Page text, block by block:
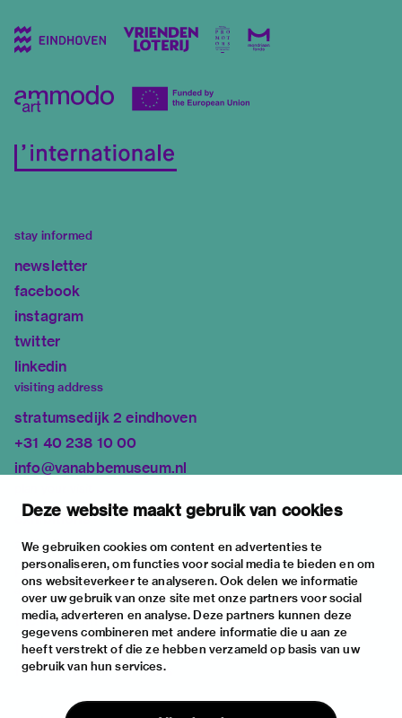
Deze website maakt gebruik van cookies
We gebruiken cookies om content en advertenties te
personaliseren, om functies voor social media te bieden en om
ons websiteverkeer te analyseren. Ook delen we informatie
over uw gebruik van onze site met onze partners voor social
media, adverteren en analyse. Deze partners kunnen deze
gegevens combineren met andere informatie die u aan ze
heeft verstrekt of die ze hebben verzameld op basis van uw
gebruik van hun services.
stay informed
newsletter
facebook
instagram
twitter
linkedin
visiting address
stratumsedijk 2 eindhoven
+31 40 238 10 00
info@vanabbemuseum.nl
exhibitions
activities
practical information
about
the museum
the collection
foundations & partners